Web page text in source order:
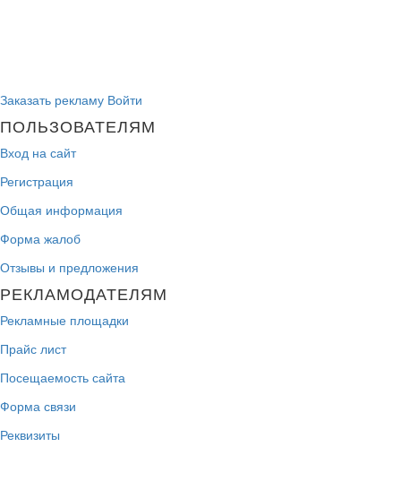
Заказать рекламу Войти
ПОЛЬЗОВАТЕЛЯМ
Вход на сайт
Регистрация
Общая информация
Форма жалоб
Отзывы и предложения
РЕКЛАМОДАТЕЛЯМ
Рекламные площадки
Прайс лист
Посещаемость сайта
Форма связи
Реквизиты